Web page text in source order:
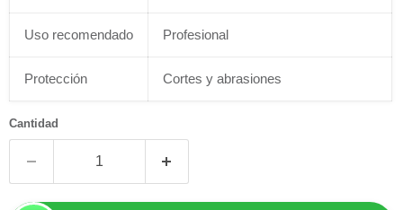
Uso recomendado Profesional
Protección Cortes y abrasiones
Cantidad